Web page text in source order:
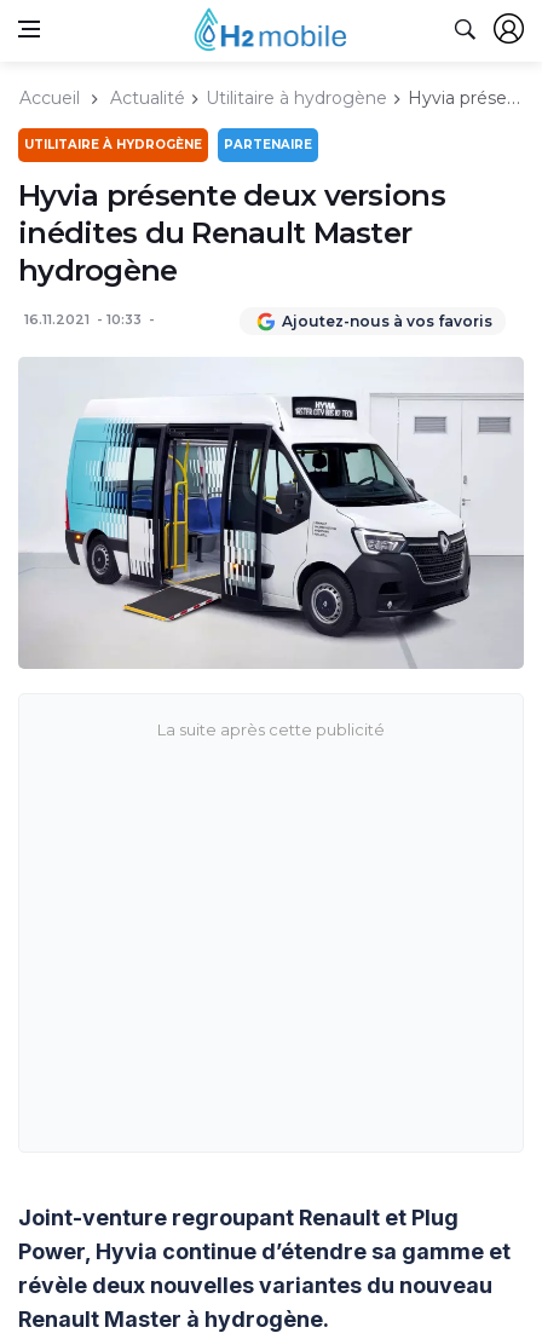
Accueil Actualité Utilitaire à hydrogène Hyvia présente deux versions inédites du Renault Master hydrogène
UTILITAIRE À HYDROGÈNE PARTENAIRE
Hyvia présente deux versions
inédites du Renault Master
hydrogène
16.11.2021 10:33 Ajoutez-nous à vos favoris
Joint-venture regroupant Renault et Plug
Power, Hyvia continue d’étendre sa gamme et
révèle deux nouvelles variantes du nouveau
Renault Master à hydrogène.